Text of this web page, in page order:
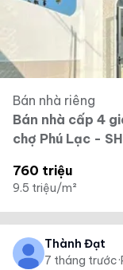
Bán nhà riêng
Bán nhà cấp 4
chợ Phú Lạc -
760 triệu
9.5 triệu/m²
Thành Đạt
7 tháng trước·